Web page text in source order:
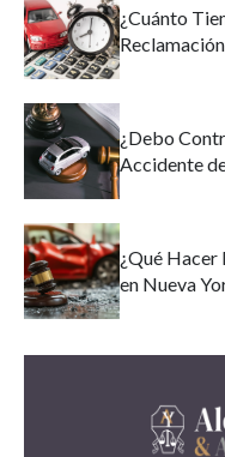
¿Cuánto
¿Debo
Accidente
¿Qué Hacer
en Nueva